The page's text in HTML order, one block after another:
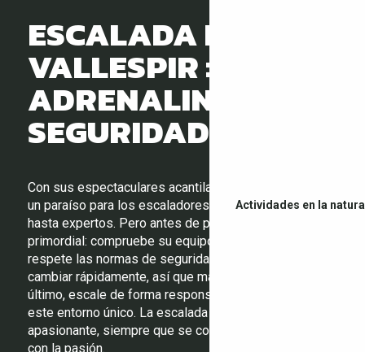
Actividades en la
ESCALADA EN
VALLESPIR :
ADRENALINA Y
SEGURIDAD
Con sus espectaculares acantilados, el Vallespir es
un paraíso para los escaladores, desde principiantes
hasta expertos. Pero antes de partir, la seguridad es
primordial: compruebe su equipo, lleve casco y
respete las normas de seguridad. El tiempo puede
cambiar rápidamente, así que manténgase alerta. Por
último, escale de forma responsable para preservar
este entorno único. La escalada es una aventura
apasionante, siempre que se combine la prudencia
con la pasión.